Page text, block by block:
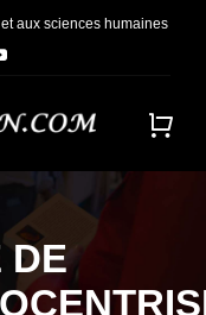
aux sciences humaines
DE